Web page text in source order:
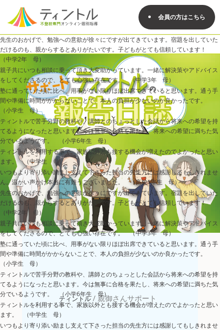
会員の方はこちら
先生のおかげで、勉強への意欲が徐々にですが出てきています。宿題を出していた
だけるのも、親からするとありがたいです。子どもがとても信頼しています！
（中学2年 母）
親子共にいつも相談に乗って頂き大変助かっています。一緒に解決策やアドバイス
をしてくださるので、とても心強い存在です。 （中学3年 母）
塾に通っていた頃に比べ、用事がない限りほぼ出席できていると思います。通う手
間や準備に時間がかからないことで、本人の負担が少ないのか良かったです。
（小学生 母）
ティントルで苦手分野の教科や、講師とのちょっとした会話から将来への希望を持
てるようになったと思います。今は無事に合格を果たし、将来への希望に満ちた気
分でいるようです。 （小学6年生 母）
ティントルを利用する事で、家族以外とも接する機会が増えたのでよかったと思い
ます。 （中学生 母）
いつもより寄り添い励まし支えて下さった担当の先生方には感謝してもしきれませ
ん。温かい声かけ本当に有難うございました。 （高校1年生 母）
先生のおかげで、勉強への意欲が徐々にですが出てきています。宿題を出していた
だけるのも、親からするとありがたいです。子どもがとても信頼しています！
（中学2年 母）
親子共にいつも相談に乗って頂き大変助かっています。一緒に解決策やアドバイス
をしてくださるので、とても心強い存在です。 （中学3年 母）
塾に通っていた頃に比べ、用事がない限りほぼ出席できていると思います。通う手
間や準備に時間がかからないことで、本人の負担が少ないのか良かったです。
（小学生 母）
ティントルで苦手分野の教科や、講師とのちょっとした会話から将来への希望を持
てるようになったと思います。今は無事に合格を果たし、将来への希望に満ちた気
分でいるようです。 （小学6年生 母）
ティントルを利用する事で、家族以外とも接する機会が増えたのでよかったと思い
ます。 （中学生 母）
いつもより寄り添い励まし支えて下さった担当の先生方には感謝してもしきれませ
ティントル / 親御さんサポート